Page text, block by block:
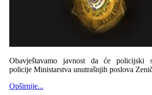
Obavještavamo javnost da će policijski
policije Ministarstva unutrašnjih poslova
Opširnije...